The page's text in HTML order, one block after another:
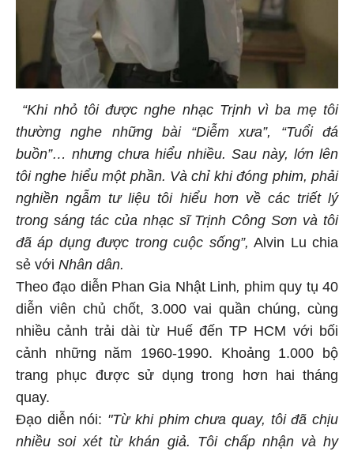
“Khi nhỏ tôi được nghe nhạc Trịnh vì ba mẹ tôi
thường nghe những bài “Diễm xưa”, “Tuổi đá
buồn”… nhưng chưa hiểu nhiều. Sau này, lớn lên
tôi nghe hiểu một phần. Và chỉ khi đóng phim, phải
nghiền ngẫm tư liệu tôi hiểu hơn về các triết lý
trong sáng tác của nhạc sĩ Trịnh Công Sơn và tôi
đã áp dụng được trong cuộc sống”, Alvin Lu chia
sẻ với Nhân dân.
Theo đạo diễn Phan Gia Nhật Linh, phim quy tụ 40
diễn viên chủ chốt, 3.000 vai quần chúng, cùng
nhiều cảnh trải dài từ Huế đến TP HCM với bối
cảnh những năm 1960-1990. Khoảng 1.000 bộ
trang phục được sử dụng trong hơn hai tháng
quay.
Đạo diễn nói: "Từ khi phim chưa quay, tôi đã chịu
nhiều soi xét từ khán giả. Tôi chấp nhận và hy